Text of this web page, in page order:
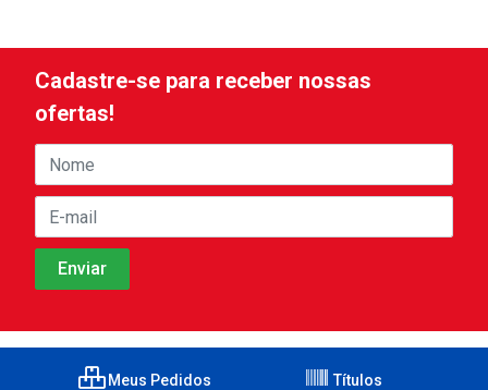
Cadastre-se para receber nossas
ofertas!
Meus Pedidos Títulos